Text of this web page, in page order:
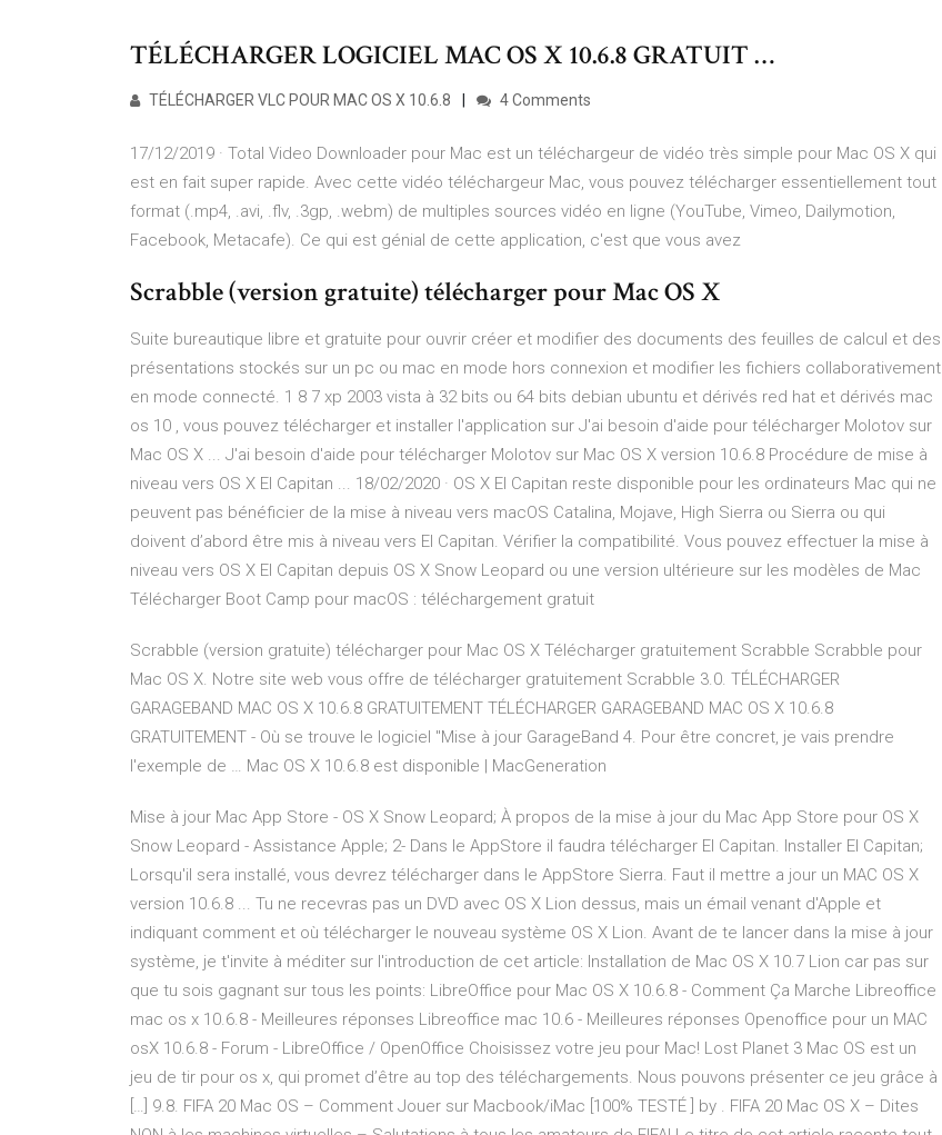
TÉLÉCHARGER LOGICIEL MAC OS X 10.6.8 GRATUIT …
TÉLÉCHARGER VLC POUR MAC OS X 10.6.8 4 Comments
17/12/2019 · Total Video Downloader pour Mac est un téléchargeur de vidéo très simple pour Mac OS X qui
est en fait super rapide. Avec cette vidéo téléchargeur Mac, vous pouvez télécharger essentiellement tout
format (.mp4, .avi, .flv, .3gp, .webm) de multiples sources vidéo en ligne (YouTube, Vimeo, Dailymotion,
Facebook, Metacafe). Ce qui est génial de cette application, c'est que vous avez
Scrabble (version gratuite) télécharger pour Mac OS X
Suite bureautique libre et gratuite pour ouvrir créer et modifier des documents des feuilles de calcul et des
présentations stockés sur un pc ou mac en mode hors connexion et modifier les fichiers collaborativement
en mode connecté. 1 8 7 xp 2003 vista à 32 bits ou 64 bits debian ubuntu et dérivés red hat et dérivés mac
os 10 , vous pouvez télécharger et installer l'application sur J'ai besoin d'aide pour télécharger Molotov sur
Mac OS X ... J'ai besoin d'aide pour télécharger Molotov sur Mac OS X version 10.6.8 Procédure de mise à
niveau vers OS X El Capitan ... 18/02/2020 · OS X El Capitan reste disponible pour les ordinateurs Mac qui ne
peuvent pas bénéficier de la mise à niveau vers macOS Catalina, Mojave, High Sierra ou Sierra ou qui
doivent d’abord être mis à niveau vers El Capitan. Vérifier la compatibilité. Vous pouvez effectuer la mise à
niveau vers OS X El Capitan depuis OS X Snow Leopard ou une version ultérieure sur les modèles de Mac
Télécharger Boot Camp pour macOS : téléchargement gratuit
Scrabble (version gratuite) télécharger pour Mac OS X Télécharger gratuitement Scrabble Scrabble pour
Mac OS X. Notre site web vous offre de télécharger gratuitement Scrabble 3.0. TÉLÉCHARGER
GARAGEBAND MAC OS X 10.6.8 GRATUITEMENT TÉLÉCHARGER GARAGEBAND MAC OS X 10.6.8
GRATUITEMENT - Où se trouve le logiciel "Mise à jour GarageBand 4. Pour être concret, je vais prendre
l'exemple de … Mac OS X 10.6.8 est disponible | MacGeneration
Mise à jour Mac App Store - OS X Snow Leopard; À propos de la mise à jour du Mac App Store pour OS X
Snow Leopard - Assistance Apple; 2- Dans le AppStore il faudra télécharger El Capitan. Installer El Capitan;
Lorsqu'il sera installé, vous devrez télécharger dans le AppStore Sierra. Faut il mettre a jour un MAC OS X
version 10.6.8 ... Tu ne recevras pas un DVD avec OS X Lion dessus, mais un émail venant d'Apple et
indiquant comment et où télécharger le nouveau système OS X Lion. Avant de te lancer dans la mise à jour
système, je t'invite à méditer sur l'introduction de cet article: Installation de Mac OS X 10.7 Lion car pas sur
que tu sois gagnant sur tous les points: LibreOffice pour Mac OS X 10.6.8 - Comment Ça Marche Libreoffice
mac os x 10.6.8 - Meilleures réponses Libreoffice mac 10.6 - Meilleures réponses Openoffice pour un MAC
osX 10.6.8 - Forum - LibreOffice / OpenOffice Choisissez votre jeu pour Mac! Lost Planet 3 Mac OS est un
jeu de tir pour os x, qui promet d’être au top des téléchargements. Nous pouvons présenter ce jeu grâce à
[…] 9.8. FIFA 20 Mac OS – Comment Jouer sur Macbook/iMac [100% TESTÉ ] by . FIFA 20 Mac OS X – Dites